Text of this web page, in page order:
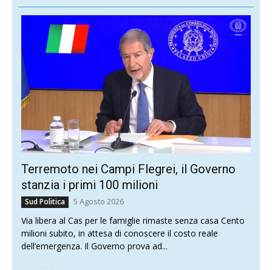
Terremoto nei Campi Flegrei, il Governo
stanzia i primi 100 milioni
Sud Politica 5 Agosto 2026
Via libera al Cas per le famiglie rimaste senza casa Cento
milioni subito, in attesa di conoscere il costo reale
dell’emergenza. Il Governo prova ad...